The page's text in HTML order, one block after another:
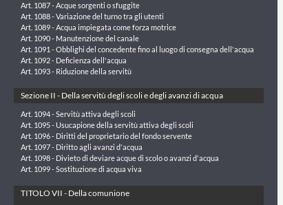
Art. 1087 - Acque sorgenti o sfuggite
Art. 1088 - Variazione del turno tra gli utenti
Art. 1089 - Acqua impiegata come forza motrice
Art. 1090 - Manutenzione del canale
Art. 1091 - Obblighi del concedente fino al luogo di consegna dell'acqua
Art. 1092 - Deficienza dell'acqua
Art. 1093 - Riduzione della servitù
Sezione II - Della servitù degli scoli e degli avanzi di acqua
Art. 1094 - Servitù attiva degli scoli
Art. 1095 - Usucapione della servitù attiva degli scoli
Art. 1096 - Diritti del proprietario del fondo servente
Art. 1097 - Diritto agli avanzi d'acqua
Art. 1098 - Divieto di deviare acque di scolo o avanzi d'acqua
Art. 1099 - Sostituzione di acqua viva
TITOLO VII - Della comunione